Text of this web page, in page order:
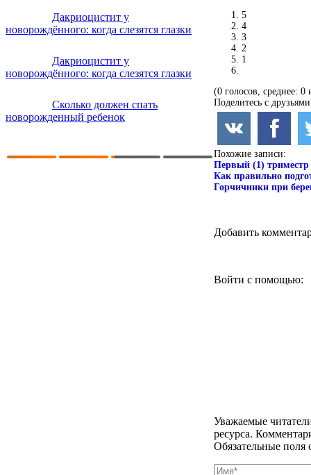
Дакриоцистит у
новорождённого: когда слезятся глазки
Дакриоцистит у
новорождённого: когда слезятся глазки
Сколько должен спать
новорожденный ребенок
5
4
3
2
1
(0 голосов, среднее: 0
Поделитесь с
Похожие записи:
Первый (1) триместр
Как правильно
Горчичники при
Добавить
Войти с помощью:
Уважаемые
ресурса.
Обязательные поля